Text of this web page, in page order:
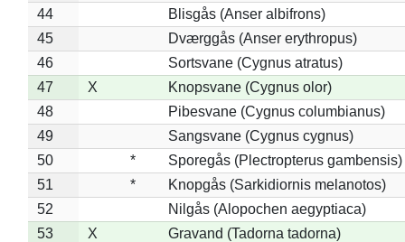
44
Blisgås (Anser albifrons)
45
Dværggås (Anser erythropus)
46
Sortsvane (Cygnus atratus)
47
X
Knopsvane (Cygnus olor)
48
Pibesvane (Cygnus columbianus)
49
Sangsvane (Cygnus cygnus)
50
*
Sporegås (Plectropterus gambensis)
51
*
Knopgås (Sarkidiornis melanotos)
52
Nilgås (Alopochen aegyptiaca)
53
X
Gravand (Tadorna tadorna)